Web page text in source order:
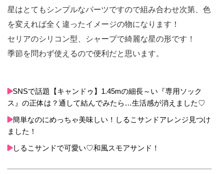
星はとてもシンプルなパーツですので組み合わせ次第、色
を変えれば全く違ったイメージの物になります！
セリアのシリコン型、シャープで綺麗な星の形です！
季節を問わず使えるので便利だと思います。
SNSで話題【キャンドゥ】1.45mの細長～い『専用ソック
ス』の正体は？通して結んでみたら…生活感が消えました♡
簡単なのにめっちゃ美味しい！しるこサンドアレンジ見つけ
ました！
しるこサンドで可愛い♡和風スモアサンド！